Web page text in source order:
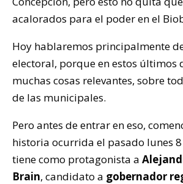
acalorados para el poder en el
Hoy hablaremos principalmente
electoral, porque en estos últimos
muchas cosas relevantes, sobre
de las municipales.
Pero antes de entrar en eso,
historia ocurrida el pasado lunes
tiene como protagonista a
Brain, candidato a gobernador